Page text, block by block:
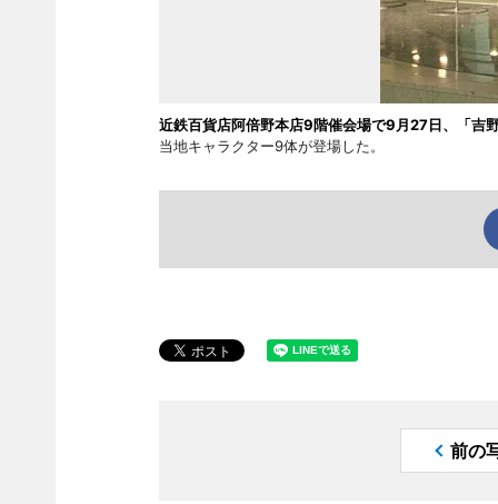
近鉄百貨店阿倍野本店9階催会場で9月27日、「吉
当地キャラクター9体が登場した。
前の